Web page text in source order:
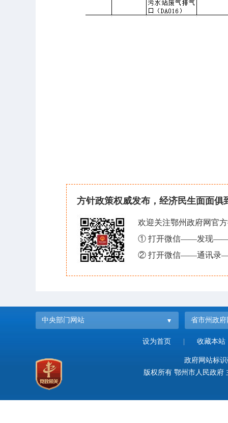
方针政策权威发布，经济民生面面俱
欢迎关注鄂州政府网官
① 打开微信——发现——
② 打开微信——通讯录
中央部门网站 省市州政府
设为首页 收藏本站
政府网站标
版权所有 鄂州市人民政府